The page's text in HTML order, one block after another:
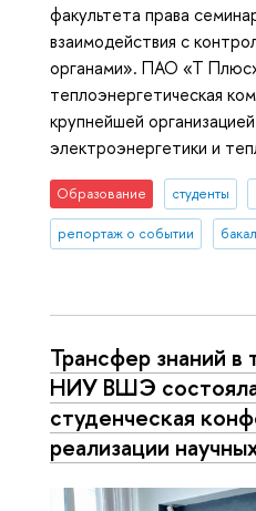
факультета права
взаимодействия с
органами». ПАО «Т
теплоэнергетическая
крупнейшей
электроэнергетики и
Образование студенты
репортаж о событии
Трансфер знаний в
НИУ ВШЭ
студенческая
реализации